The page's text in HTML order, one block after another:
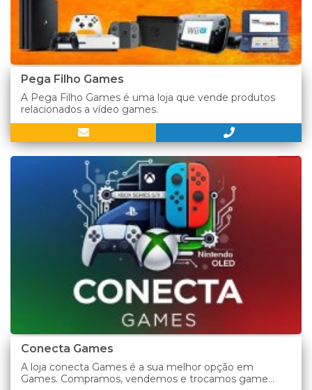
Pega Filho Games
A Pega Filho Games é uma loja que vende produtos
relacionados a vídeo games.
Conecta Games
A loja conecta Games é a sua melhor opção em
Games. Compramos, vendemos e trocamos game...